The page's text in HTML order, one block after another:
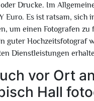
Drucke. Im
Euro. Es ist ratsam, sich
um einen Fotografen
guter Hochzeitsfotograf
Dienstleistungen
vor Ort
Hall